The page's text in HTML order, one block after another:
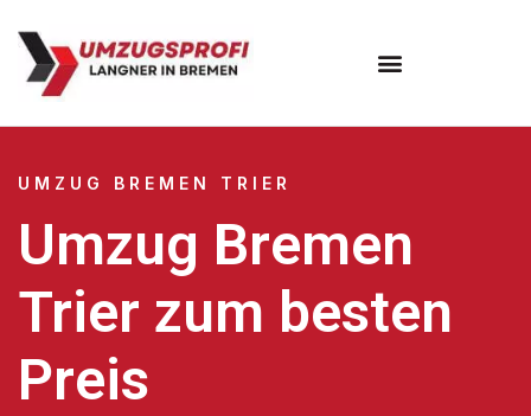
UMZUG BREMEN TRIER
Umzug Bremen
Trier zum besten
Preis